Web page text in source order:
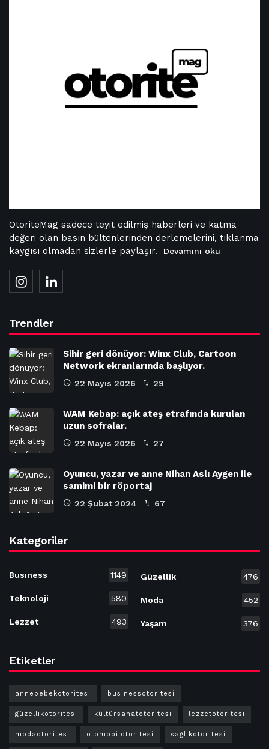
OtoriteMag sadece teyit edilmiş haberleri ve katma
değeri olan basın bültenlerinden derlemelerini, tıklanma
kaygısı olmadan sizlerle paylaşır.
Devamını oku
Trendler
Sihir geri dönüyor: Winx Club, Cartoon
Network ekranlarında başlıyor.
22 Mayıs 2026 29
WAM Kebap: açık ateş etrafında kurulan
uzun sofralar.
22 Mayıs 2026 27
Oyuncu, yazar ve anne Nihan Aslı Aygen ile
samimi bir röportaj
22 Şubat 2024 67
Kategoriler
Busıness 1149
Teknoloji 580
Lezzet 493
Güzellik 476
Moda 452
Yaşam 376
Etiketler
annebebekotoritesi businessotoritesi
güzellikotoritesi kültürsanatotoritesi lezzetotoritesi
modaotoritesi otomobilotoritesi sağlıkotoritesi